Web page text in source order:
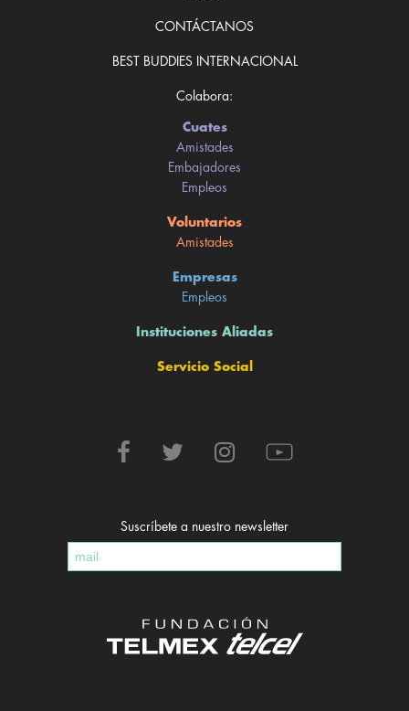
CONTÁCTANOS
BEST BUDDIES INTERNACIONAL
Colabora:
Cuates
Amistades
Embajadores
Empleos
Voluntarios
Amistades
Empresas
Empleos
Instituciones Aliadas
Servicio Social
Suscríbete a nuestro newsletter